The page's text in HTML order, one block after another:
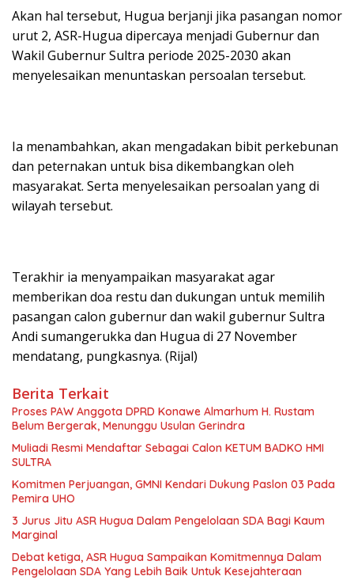
Akan hal tersebut, Hugua berjanji jika pasangan nomor
urut 2, ASR-Hugua dipercaya menjadi Gubernur dan
Wakil Gubernur Sultra periode 2025-2030 akan
menyelesaikan menuntaskan persoalan tersebut.
Ia menambahkan, akan mengadakan bibit perkebunan
dan peternakan untuk bisa dikembangkan oleh
masyarakat. Serta menyelesaikan persoalan yang di
wilayah tersebut.
Terakhir ia menyampaikan masyarakat agar
memberikan doa restu dan dukungan untuk memilih
pasangan calon gubernur dan wakil gubernur Sultra
Andi sumangerukka dan Hugua di 27 November
mendatang, pungkasnya. (Rijal)
Berita Terkait
Proses PAW Anggota DPRD Konawe Almarhum H. Rustam
Belum Bergerak, Menunggu Usulan Gerindra
Muliadi Resmi Mendaftar Sebagai Calon KETUM BADKO HMI
SULTRA
Komitmen Perjuangan, GMNI Kendari Dukung Paslon 03 Pada
Pemira UHO
3 Jurus Jitu ASR Hugua Dalam Pengelolaan SDA Bagi Kaum
Marginal
Debat ketiga, ASR Hugua Sampaikan Komitmennya Dalam
Pengelolaan SDA Yang Lebih Baik Untuk Kesejahteraan